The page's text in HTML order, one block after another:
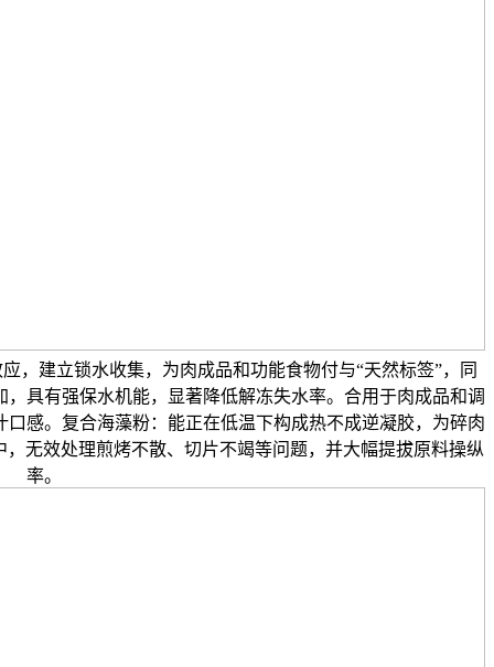
，建立锁水收集，为肉成品和功能食物付与“天然标签”，同
具有强保水机能，显著降低解冻失水率。合用于肉成品和调
感。复合海藻粉：能正在低温下构成热不成逆凝胶，为碎肉
无效处理煎烤不散、切片不竭等问题，并大幅提拔原料操纵
率。